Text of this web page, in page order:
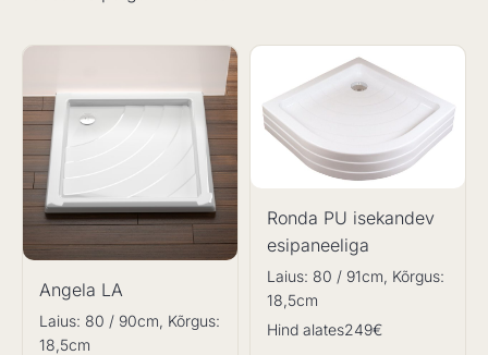
Angela LA
Laius: 80 / 90cm, Kõrgus:
18,5cm
Ronda PU isekandev
esipaneeliga
Laius: 80 / 91cm, Kõrgus:
18,5cm
Hind alates249€